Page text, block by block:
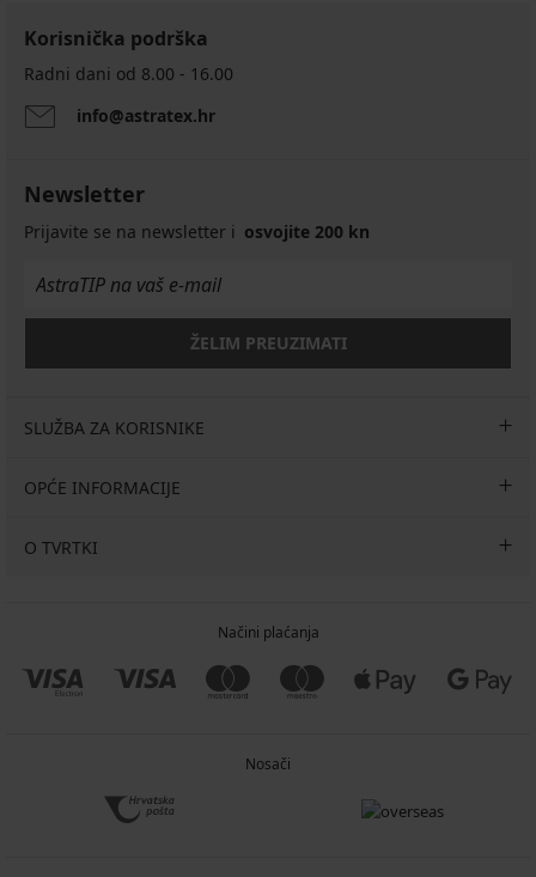
Korisnička podrška
Radni dani od 8.00 - 16.00
info@astratex.hr
Newsletter
Prijavite se na newsletter i osvojite 200 kn
ŽELIM PREUZIMATI
SLUŽBA ZA KORISNIKE
OPĆE INFORMACIJE
O TVRTKI
Načini plaćanja
Nosači